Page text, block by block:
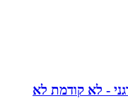
לא קודמת לא